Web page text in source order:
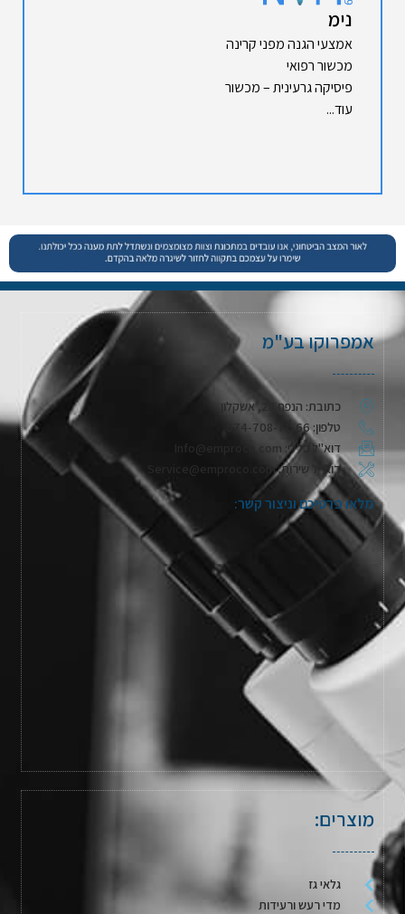
נימ
אמצעי הגנה מפני קרינה
מכשור רפואי
פיסיקה גרעינית – מכשור
עוד...
אמפרוקו בע"מ
כתובת: הנפח 28, אשקלון
טלפון: 074-708-71-66
דוא"ל כללי: Info@emproco.com
דוא"ל שירות: Service@emproco.com
מלאו פרטיכם וניצור קשר:
מוצרים:
גלאי גז
מדי רעש ורעידות